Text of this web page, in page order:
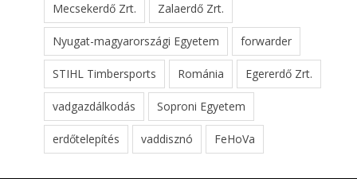
Mecsekerdő Zrt. Zalaerdő Zrt.
Nyugat-magyarországi Egyetem forwarder
STIHL Timbersports Románia Egererdő Zrt.
vadgazdálkodás Soproni Egyetem
erdőtelepítés vaddisznó FeHoVa